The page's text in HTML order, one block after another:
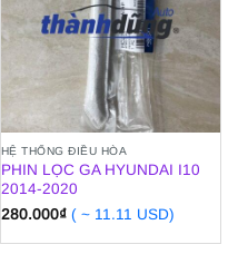
HỆ THỐNG ĐIỀU HÒA
PHIN LỌC GA HYUNDAI I10
2014-2020
280.000₫ ( ~ 11.11 USD)